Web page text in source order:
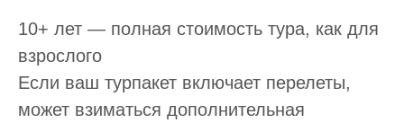
10+ лет — полная стоимость тура, как для
взрослого
Если ваш турпакет включает перелеты,
может взиматься дополнительная